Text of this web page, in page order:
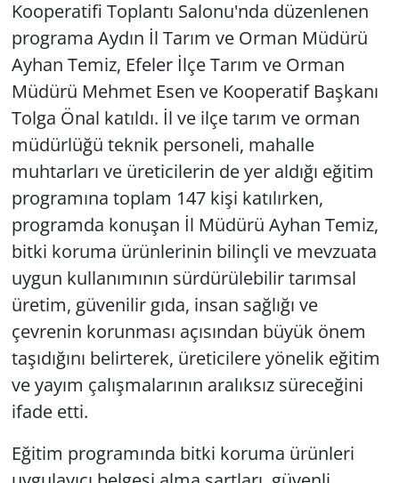
Kooperatifi Toplantı Salonu'nda düzenlenen
programa Aydın İl Tarım ve Orman Müdürü
Ayhan Temiz, Efeler İlçe Tarım ve Orman
Müdürü Mehmet Esen ve Kooperatif Başkanı
Tolga Önal katıldı. İl ve ilçe tarım ve orman
müdürlüğü teknik personeli, mahalle
muhtarları ve üreticilerin de yer aldığı eğitim
programına toplam 147 kişi katılırken,
programda konuşan İl Müdürü Ayhan Temiz,
bitki koruma ürünlerinin bilinçli ve mevzuata
uygun kullanımının sürdürülebilir tarımsal
üretim, güvenilir gıda, insan sağlığı ve
çevrenin korunması açısından büyük önem
taşıdığını belirterek, üreticilere yönelik eğitim
ve yayım çalışmalarının aralıksız süreceğini
ifade etti.
Eğitim programında bitki koruma ürünleri